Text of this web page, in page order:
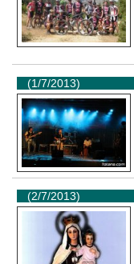
(1/7/2013)
(2/7/2013)